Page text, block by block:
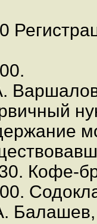
Кофе-